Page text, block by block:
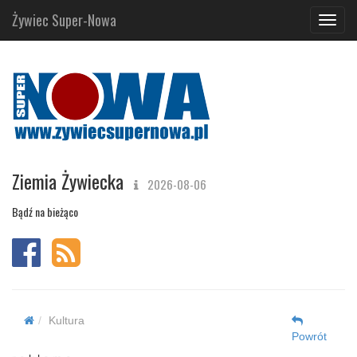
Żywiec Super-Nowa
Ziemia Żywiecka 2026-08-06
Bądź na bieżąco
Kultura
Powrót